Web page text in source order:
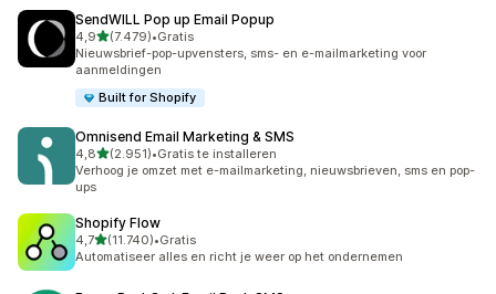
SendWILL Pop up Email Popup
4,9van 5 sterren
(7.479)
7479 recensies in totaal
•Gratis
Nieuwsbrief-pop-upvensters, sms- en e-mailmarketing voor
aanmeldingen
Built for Shopify
Omnisend Email Marketing & SMS
4,8van 5 sterren
(2.951)
2951 recensies in totaal
•Gratis te installeren
Verhoog je omzet met e-mailmarketing, nieuwsbrieven, sms en pop-
ups
Shopify Flow
4,7van 5 sterren
(11.740)
11740 recensies in totaal
•Gratis
Automatiseer alles en richt je weer op het ondernemen